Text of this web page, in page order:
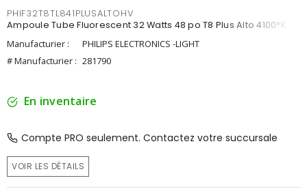
PHIF32T8TL841PLUSALTOHV
Ampoule Tube Fluorescent 32 Watts 48 po T8 Plus Alto 4100°K
Manufacturier :
PHILIPS ELECTRONICS -LIGHT
# Manufacturier : 281790
En inventaire
Compte PRO seulement. Contactez votre succursale
VOIR LES DÉTAILS